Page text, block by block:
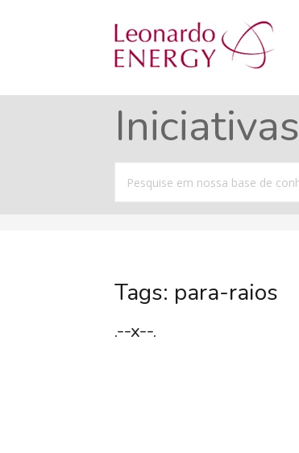
Iniciativas
por
Tags: para-raios
.--x--.